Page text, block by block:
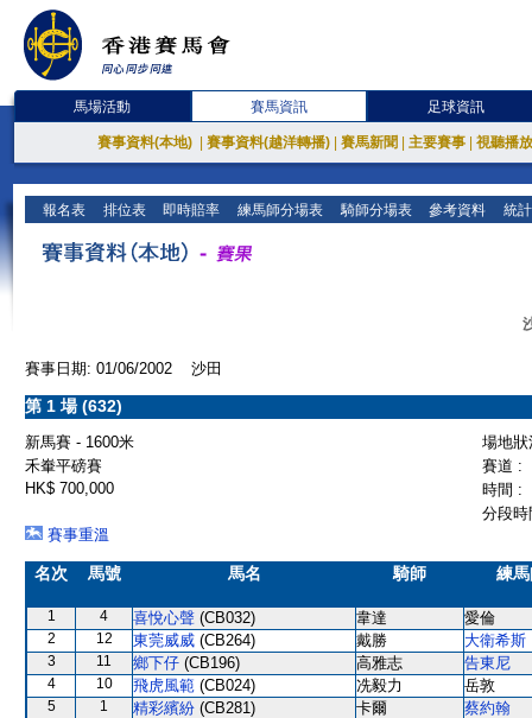
馬場活動 賽馬資訊 足球資訊
賽事資料(本地) 賽事資料(越洋轉播) 賽馬新聞 主要賽事 視聽播
報名表 排位表 即時賠率 練馬師分場表 騎師分場表 參考資料 統
賽事日期: 01/06/2002 沙田
第 1 場 (632)
新馬賽 - 1600米
場地
禾輋平磅賽
賽道 :
HK$ 700,000
時間 :
分段
賽事重溫
名次 馬號 馬名 騎師 練
1 4 喜悅心聲 (CB032) 韋達 愛倫
2 12 東莞威威 (CB264) 戴勝 大衛希斯
3 11 鄉下仔 (CB196) 高雅志 告東尼
4 10 飛虎風範 (CB024) 冼毅力 岳敦
5 1 精彩繽紛 (CB281) 卡爾 蔡約翰